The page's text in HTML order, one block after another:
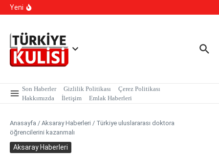
İçeriğe atla
Yeni
Yapay Zeka Sentetik Virüs Üretti
kapsamında, MASAK verileri üzerinde yapılan inceleme H.E
isimli şahıs tutuklandı.
Son Haberler Gizlilik Politikası
Çerez Politikası
Hakkımızda
İletişim Emlak Haberleri
Anasayfa / Aksaray Haberleri / Türkiye uluslararası doktora
öğrencilerini kazanmalı
Aksaray Haberleri